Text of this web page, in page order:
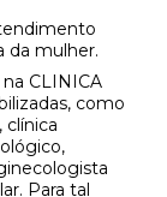
da mulher.
CLINICA
como
clínica
Para tal